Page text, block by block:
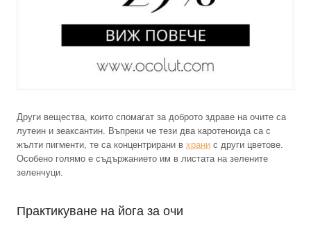
Други вещества, които спомагат за доброто здраве на очите са
лутеин и зеаксантин. Въпреки че тези два каротеноида са с
жълти пигменти, те са концентрирани в храни с други цветове.
Особено голямо е съдържанието им в листата на зелените
зеленчуци.
Практикуване на йога за очи